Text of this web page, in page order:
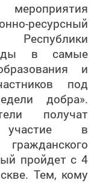
ресурсный
Республики
в самые
и
под
добра».
получат
участие в
пройдет с 4
Тем, кому